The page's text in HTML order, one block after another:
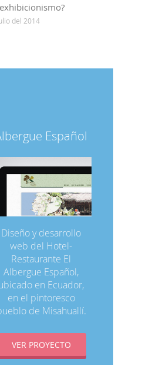
del 2014
Español
Diseño y desarrollo
web del Hotel-
Restaurante El
Albergue Español,
en Ecuador,
en el pintoresco
de Misahuallí.
VER PROYECTO